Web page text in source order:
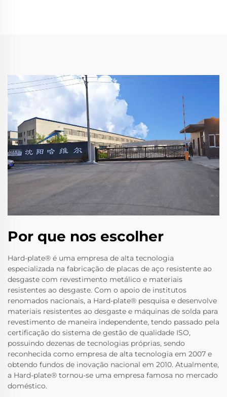
Por que nos escolher
Hard-plate® é uma empresa de alta tecnologia
especializada na fabricação de placas de aço resistente ao
desgaste com revestimento metálico e materiais
resistentes ao desgaste. Com o apoio de institutos
renomados nacionais, a Hard-plate® pesquisa e desenvolve
materiais resistentes ao desgaste e máquinas de solda para
revestimento de maneira independente, tendo passado pela
certificação do sistema de gestão de qualidade ISO,
possuindo dezenas de tecnologias próprias, sendo
reconhecida como empresa de alta tecnologia em 2007 e
obtendo fundos de inovação nacional em 2010. Atualmente,
a Hard-plate® tornou-se uma empresa famosa no mercado
doméstico.